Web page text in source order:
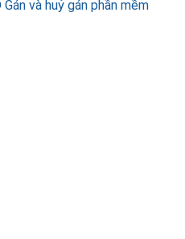
và huỷ gán phần mềm